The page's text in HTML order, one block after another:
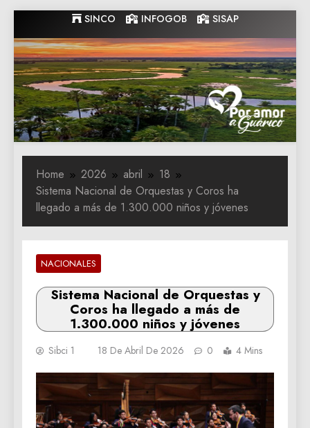
to
content
SINCO INFOGOB SISAP
Gobernacion
de Guarico
Gobernacion de Guarico
Home 2026 abril
18
Sistema Nacional de Orquestas y Coros ha
llegado a más de 1.300.000 niños y jóvenes
NACIONALES
Sistema Nacional de Orquestas y
Coros ha llegado a más de
1.300.000 niños y jóvenes
Sibci 1 18 De Abril De 2026 0 4 Mins